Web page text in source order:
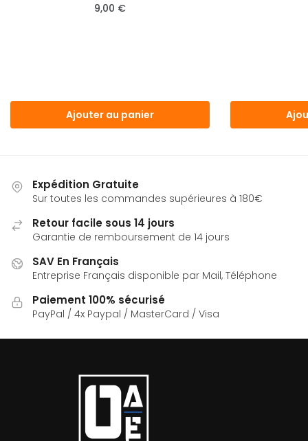
9,00 €
Ajouter au panier
Expédition Gratuite
Sur toutes les commandes supérieures à 180€
Retour facile sous 14 jours
Garantie de remboursement de 14 jours
SAV En Français
Entreprise Français disponible par Mail, Téléphone
Paiement 100% sécurisé
PayPal / 4x Paypal / MasterCard / Visa